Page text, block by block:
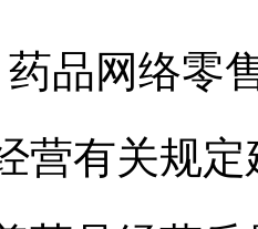
网络零售
营有关规